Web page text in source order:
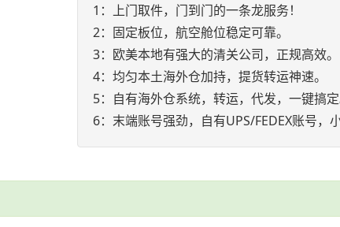
1：上门取件，门到门的一条龙服务！
2：固定板位，航空舱位稳定可靠。
3：欧美本地有强大的清关公司，正规高效。
4：均匀本土海外仓加持，提货转运神速。
5：自有海外仓系统，转运，代发，一键搞定
6：末端账号强劲，自有UPS/FEDEX账号，